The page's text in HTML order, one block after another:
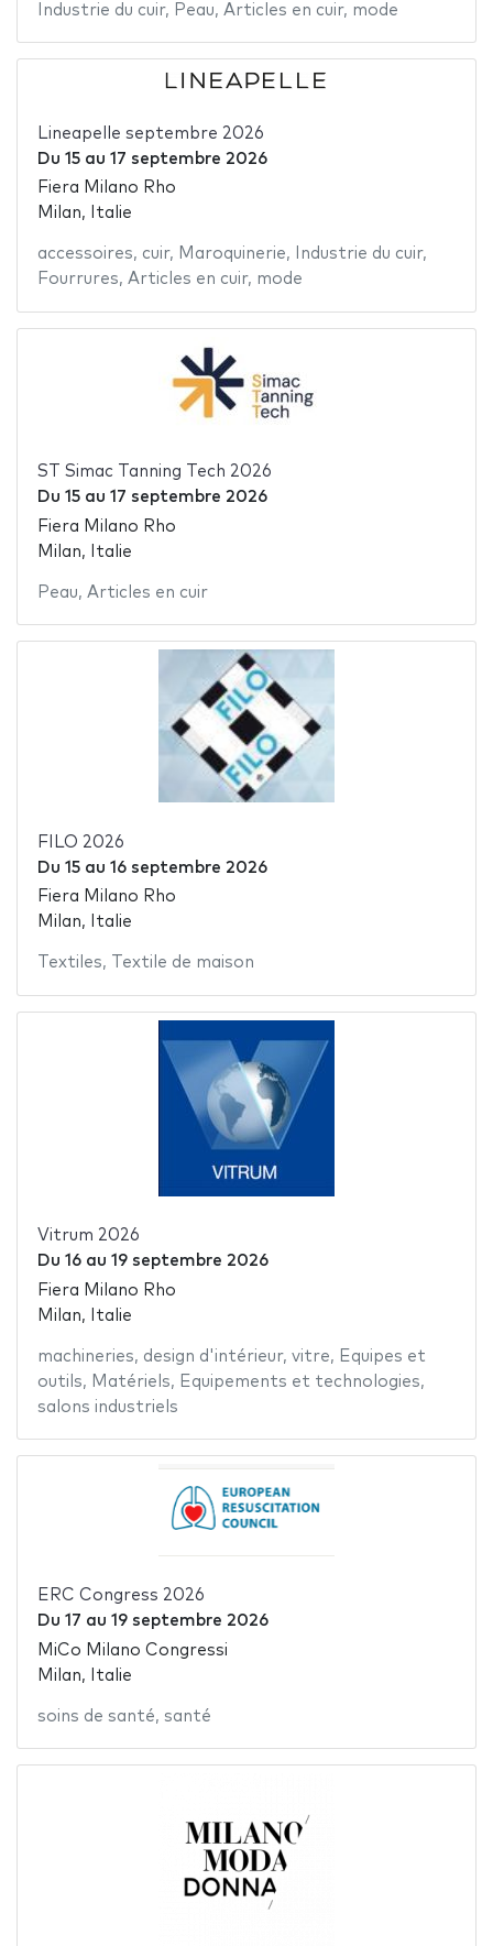
Industrie du cuir, Peau, Articles en cuir, mode
Lineapelle septembre 2026
Du 15au 17 septembre 2026
Fiera Milano Rho
Milan, Italie
accessoires, cuir, Maroquinerie, Industrie du cuir,
Fourrures, Articles en cuir, mode
ST Simac Tanning Tech 2026
Du 15au 17 septembre 2026
Fiera Milano Rho
Milan, Italie
Peau, Articles en cuir
FILO 2026
Du 15au 16 septembre 2026
Fiera Milano Rho
Milan, Italie
Textiles, Textile de maison
Vitrum 2026
Du 16au 19 septembre 2026
Fiera Milano Rho
Milan, Italie
machineries, design d'intérieur, vitre, Equipes et
outils, Matériels, Equipements et technologies,
salons industriels
ERC Congress 2026
Du 17 au 19 septembre 2026
MiCo Milano Congressi
Milan, Italie
soins de santé, santé